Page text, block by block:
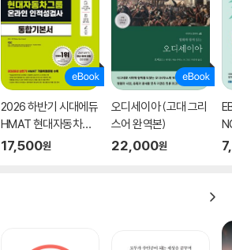
2026 하반기 시대에듀
HMAT 현대자동차그
룹 인적성검사 통합기
17,500원
오디세이아 (고대 그리
스어 완역본)
22,000원
호